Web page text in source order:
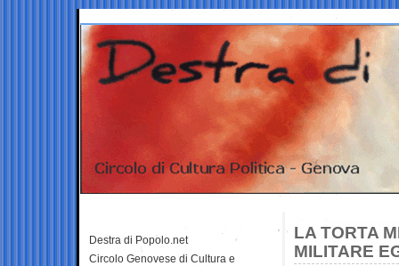
LA TORTA
MILITARE
Destra di Popolo.net
Circolo Genovese di Cultura e